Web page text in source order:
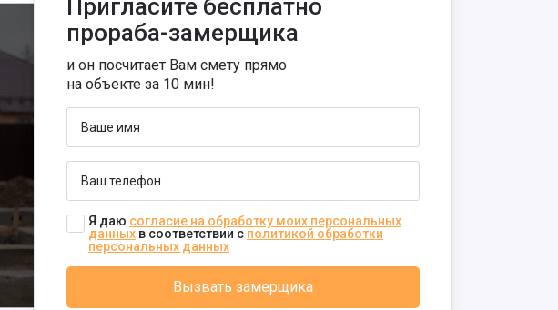
Пригласите бесплатно
прораба-замерщика
и он посчитает Вам смету прямо
на объекте за 10 мин!
Я даю согласие на обработку моих персональных
данных в соответствии с политикой обработки
персональных данных